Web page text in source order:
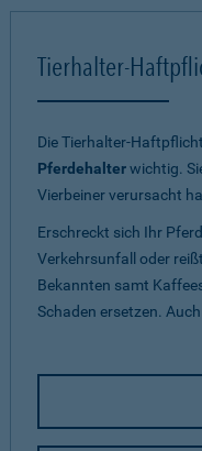
Tierhalter-
Die Tierhalter-
Pferdehalterwichtig.
Vierbeiner verursacht
Erschreckt sich Ihr
Verkehrsunfall oder
Bekannten samt
Schaden ersetzen.